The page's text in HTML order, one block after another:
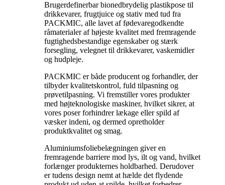
Brugerdefinerbar bionedbrydelig plastikpose til
drikkevarer, frugtjuice og stativ med tud fra
PACKMIC, alle lavet af fødevaregodkendte
råmaterialer af højeste kvalitet med fremragende
fugtighedsbestandige egenskaber og stærk
forsegling, velegnet til drikkevarer, vaskemidler
og hudpleje.
PACKMIC er både producent og forhandler, der
tilbyder kvalitetskontrol, fuld tilpasning og
prøvetilpasning. Vi fremstiller vores produkter
med højteknologiske maskiner, hvilket sikrer, at
vores poser forhindrer lækage eller spild af
væsker indeni, og dermed opretholder
produktkvalitet og smag.
Aluminiumsfoliebelægningen giver en
fremragende barriere mod lys, ilt og vand, hvilket
forlænger produkternes holdbarhed. Derudover
er tudens design nemt at hælde det flydende